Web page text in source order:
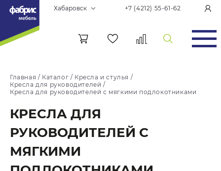
Хабаровск +7 (4212) 55-61-62
Главная / Каталог / Кресла и стулья /
Кресла для руководителей /
Кресла для руководителей с мягкими подлокотниками
КРЕСЛА ДЛЯ
РУКОВОДИТЕЛЕЙ С
МЯГКИМИ